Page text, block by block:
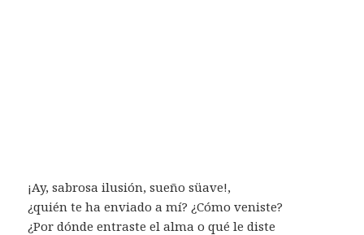
¡Ay, sabrosa ilusión, sueño süave!,
¿quién te ha enviado a mí? ¿Cómo veniste?
¿Por dónde entraste el alma o qué le diste